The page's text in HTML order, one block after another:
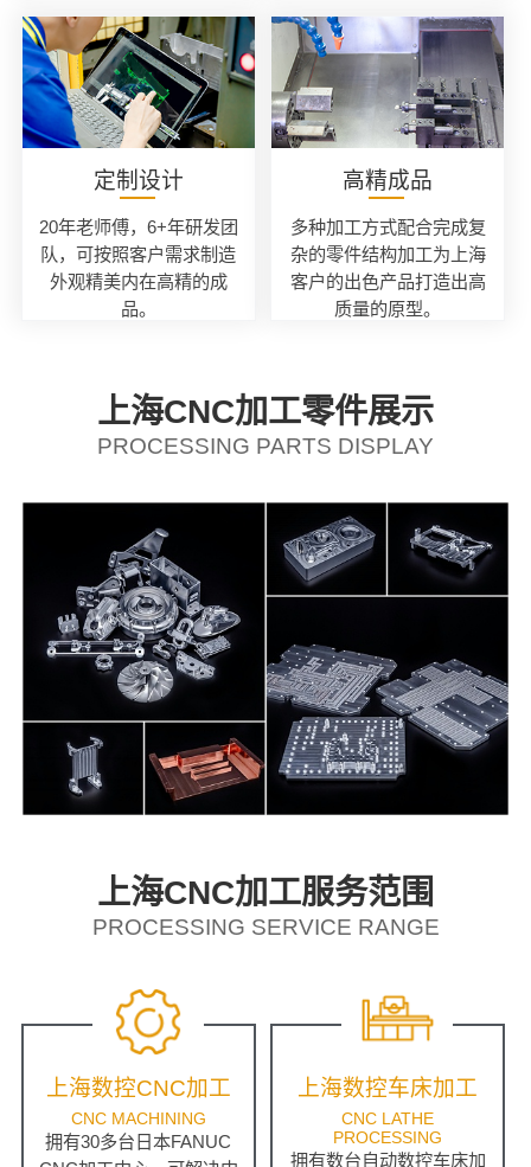
定制设计
20年老师傅，6+年研发团
队，可按照客户需求制造
外观精美内在高精的成
品。
高精成品
多种加工方式配合完成复
杂的零件结构加工为上海
客户的出色产品打造出高
质量的原型。
上海CNC加工零件展示
PROCESSING PARTS DISPLAY
上海CNC加工服务范围
PROCESSING SERVICE RANGE
上海数控CNC加工
CNC MACHINING
拥有30多台日本FANUC
上海数控车床加工
CNC LATHE
PROCESSING
拥有数台自动数控车床加